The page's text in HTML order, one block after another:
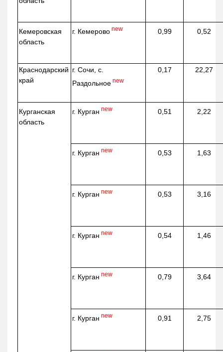
Кемеровская
область
г. Кемерово new 0,99 0,52
Краснодарский
край
г. Сочи, с.
Раздольное new
0,17 22,27
Курганская
область
г. Курган new 0,51 2,22
г. Курган new 0,53 1,63
г. Курган new 0,53 3,16
г. Курган new 0,54 1,46
г. Курган new 0,79 3,64
г. Курган new 0,91 2,75